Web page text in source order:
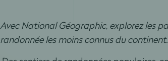
Avec National Géographic, explorez les
randonnée les moins connus du continent.